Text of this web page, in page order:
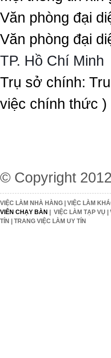
Văn phòng đại
Văn phòng đại
TP. Hồ Chí Minh
Trụ sở chính:
việc chính thức )
© Copyright 2012
VIỆC LÀM NHÀ HÀNG | VIỆC LÀM
VIÊN CHẠY BÀN | VIỆC LÀM TẠP VỤ |
TÍN | TRANG VIỆC LÀM UY TÍN